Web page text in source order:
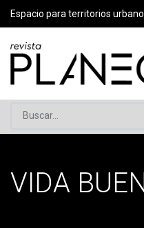
Espacio para territorios
Buscar...
Portada» vida buena
VIDA